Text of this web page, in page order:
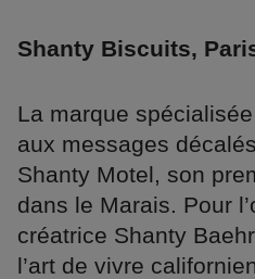
Shanty Biscuits,
La marque
aux messages
Shanty Motel, son
dans le Marais. Pour
créatrice Shanty
l’art de vivre